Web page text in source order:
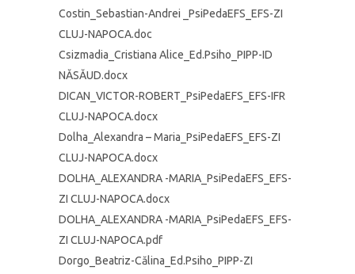
Costin_Sebastian-Andrei _PsiPedaEFS_EFS-ZI
CLUJ-NAPOCA.doc
Csizmadia_Cristiana Alice_Ed.Psiho_PIPP-ID
NĂSĂUD.docx
DICAN_VICTOR-ROBERT_PsiPedaEFS_EFS-IFR
CLUJ-NAPOCA.docx
Dolha_Alexandra – Maria_PsiPedaEFS_EFS-ZI
CLUJ-NAPOCA.docx
DOLHA_ALEXANDRA -MARIA_PsiPedaEFS_EFS-
ZI CLUJ-NAPOCA.docx
DOLHA_ALEXANDRA -MARIA_PsiPedaEFS_EFS-
ZI CLUJ-NAPOCA.pdf
Dorgo_Beatriz-Călina_Ed.Psiho_PIPP-ZI